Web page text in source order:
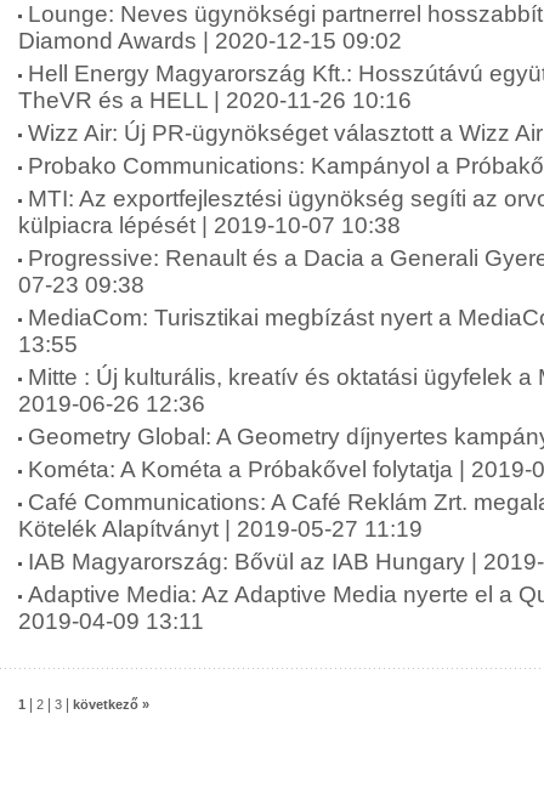
Lounge: Neves ügynökségi partnerrel
Diamond Awards | 2020-12-15 09:02
Hell Energy Magyarország Kft.: Hosszútávú
TheVR és a HELL | 2020-11-26 10:16
Wizz Air: Új PR-ügynökséget választott a Wizz
Probako Communications: Kampányol a
MTI: Az exportfejlesztési ügynökség segíti az
külpiacra lépését | 2019-10-07 10:38
Progressive: Renault és a Dacia a Generali
07-23 09:38
MediaCom: Turisztikai megbízást nyert a
13:55
Mitte : Új kulturális, kreatív és oktatási ügyfelek a
2019-06-26 12:36
Geometry Global: A Geometry díjnyertes
Kométa: A Kométa a Próbakővel folytatja | 2019-
Café Communications: A Café Reklám Zrt.
Kötelék Alapítványt | 2019-05-27 11:19
IAB Magyarország: Bővül az IAB Hungary |
Adaptive Media: Az Adaptive Media nyerte el a
2019-04-09 13:11
1 2 3 következő »